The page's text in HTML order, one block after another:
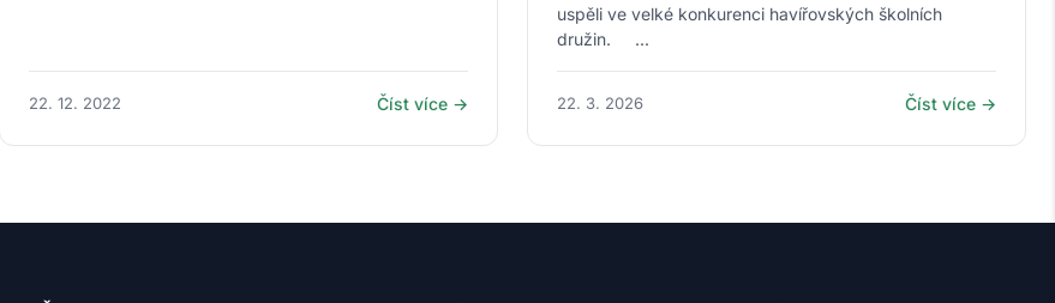
22. 12. 2022 Číst více →
uspěli ve velké konkurenci havířovských školních
družin. ...
22. 3. 2026 Číst více →